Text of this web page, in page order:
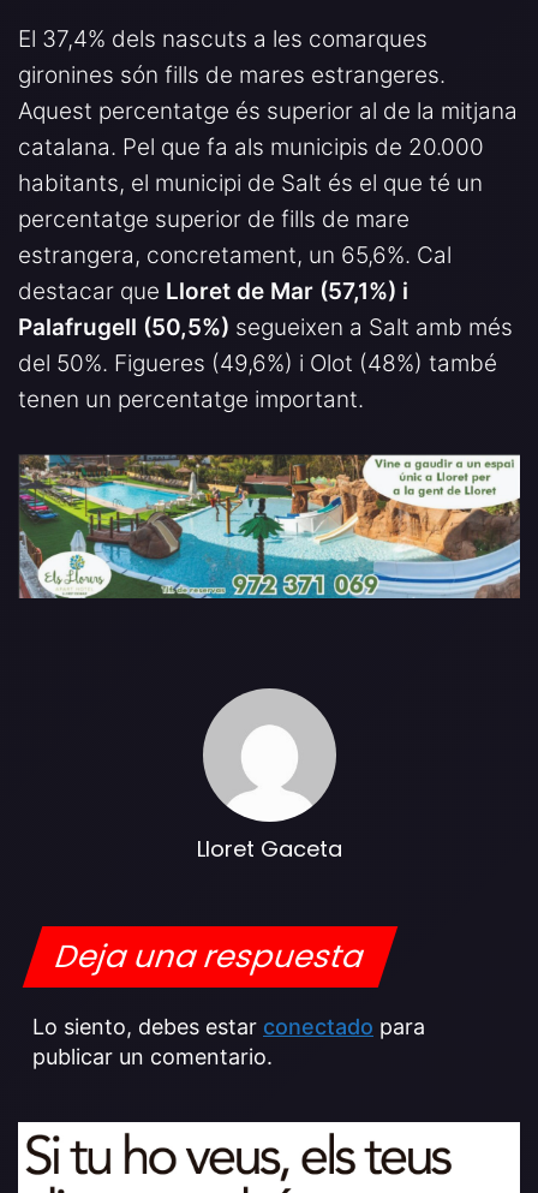
El 37,4% dels nascuts a les comarques
gironines són fills de mares estrangeres.
Aquest percentatge és superior al de la mitjana
catalana. Pel que fa als municipis de 20.000
habitants, el municipi de Salt és el que té un
percentatge superior de fills de mare
estrangera, concretament, un 65,6%. Cal
destacar que Lloret de Mar (57,1%) i
Palafrugell (50,5%) segueixen a Salt amb més
del 50%. Figueres (49,6%) i Olot (48%) també
tenen un percentatge important.
Lloret Gaceta
Deja una respuesta
Lo siento, debes estar conectado para
publicar un comentario.